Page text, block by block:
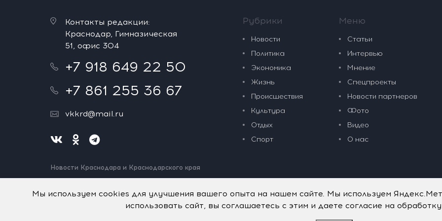
Контакты редакции:
Краснодар, Гимназическая
51, офис 304
+7 918 649 22 50
+7 861 255 36 67
vkkrd@mail.ru
Новости Краснодара и Краснодарского края
Нашли ошибку? Выделите и нажмите Ctrl+Enter.
Рубрики
Новости
Политика
Экономика
Жизнь
Происшествия
Культура
Отдых
Спорт
Меню
Статьи
Интервью
Мнение
Спецпроекты
Новости партнеров
Фото
Видео
О нас
Мы используем cookies для улучшения вашего опыта на нашем сайте. Мы используем
использовать сайт, вы соглашаетесь с этим и даете согласие на